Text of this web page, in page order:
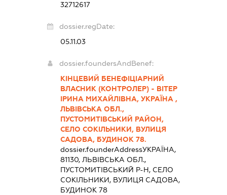
32712617
dossier.regDate:
05.11.03
dossier.foundersAndBenef:
КІНЦЕВИЙ БЕНЕФІЦІАРНИЙ
ВЛАСНИК (КОНТРОЛЕР) - ВІТЕР
ІРИНА МИХАЙЛІВНА, УКРАЇНА ,
ЛЬВІВСЬКА ОБЛ.,
ПУСТОМИТІВСЬКИЙ РАЙОН,
СЕЛО СОКІЛЬНИКИ, ВУЛИЦЯ
САДОВА, БУДИНОК 78.
dossier.founderAddressУКРАЇНА,
81130, ЛЬВІВСЬКА ОБЛ.,
ПУСТОМИТІВСЬКИЙ Р-Н, СЕЛО
СОКІЛЬНИКИ, ВУЛИЦЯ САДОВА,
БУДИНОК 78